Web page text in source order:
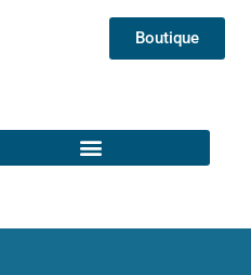
Boutique